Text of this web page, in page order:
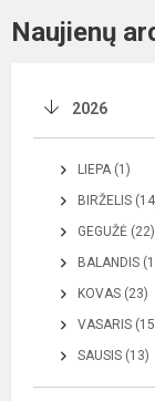
Naujienų
2026
LIEPA (1)
BIRŽELIS
GEGUŽĖ (22)
BALANDIS
KOVAS (23)
VASARIS
SAUSIS (13)